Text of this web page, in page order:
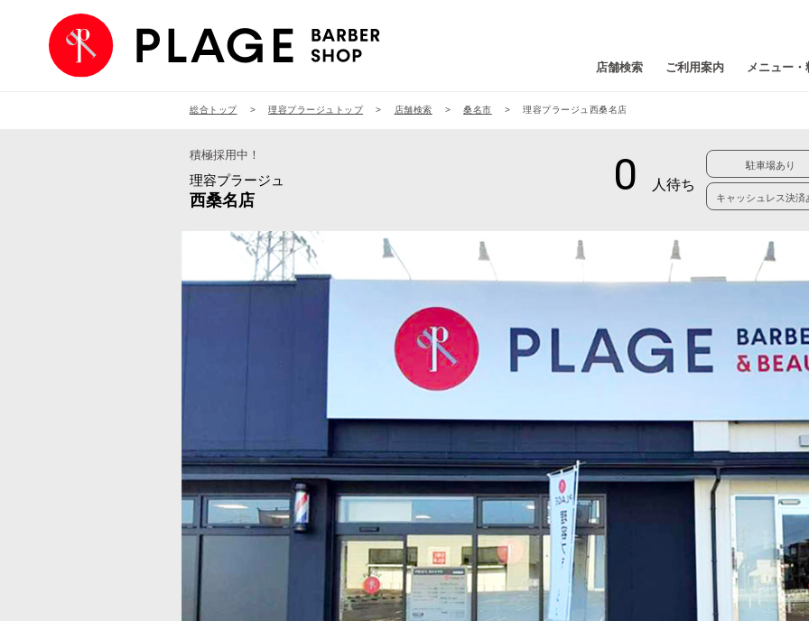
店舗検索 ご利用案内 メニュー・
総合トップ 理容プラージュトップ 店舗検索 桑名市 理容プラージュ西桑名店
積極採用中！
理容プラージュ
西桑名店
駐車場あり
キャッシュレス決済